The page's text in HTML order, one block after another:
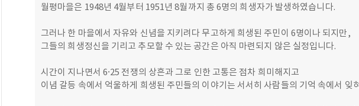
월평마을은 1948년 4월부터 1951년 8월까지 총 6명의 희생자가 발생하였습니다.
그러나 한 마을에서 자유와 신념을 지키려다 무고하게 희생된 주민이 6명이나 되지만,
그들의 희생정신을 기리고 추모할 수 있는 공간은 아직 마련되지 않은 실정입니다.
시간이 지나면서 6·25 전쟁의 상흔과 그로 인한 고통은 점차 희미해지고
이념 갈등 속에서 억울하게 희생된 주민들의 이야기는 서서히 사람들의 기억 속에서 잊